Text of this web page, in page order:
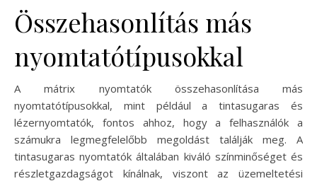
Összehasonlítás más
nyomtatótípusokkal
A mátrix nyomtatók összehasonlítása más
nyomtatótípusokkal, mint például a tintasugaras és
lézernyomtatók, fontos ahhoz, hogy a felhasználók a
számukra legmegfelelőbb megoldást találják meg. A
tintasugaras nyomtatók általában kiváló színminőséget és
részletgazdagságot kínálnak, viszont az üzemeltetési